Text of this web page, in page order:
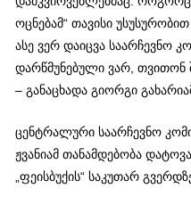
ოცნებამ“ თავისი
ასე ვერ დაიცვა საარჩევნო
დარწმუნებული ვარ, თვითონ
– განაცხადა გიორგი
ცენტრალური საარჩევნო
ჟვანიამ თანამდებობა
„ფეისბუქის“ საკუთარ